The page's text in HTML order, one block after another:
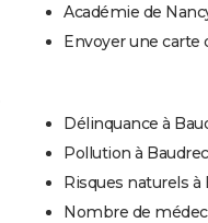
Académie de
Envoyer une carte
Délinquance à
Pollution à
Risques naturels à
Nombre de